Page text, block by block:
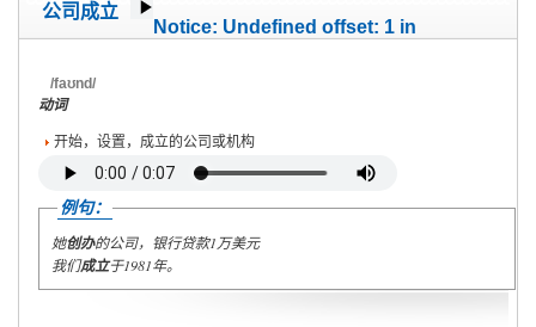
公司成立
Notice: Undefined offset: 1 in
/faʊnd/
动词
开始，设置，成立的公司或机构
例句：
她创办的公司，银行贷款1万美元
我们成立于1981年。